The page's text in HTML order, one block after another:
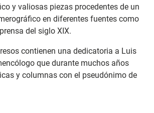
y valiosas piezas procedentes de un
en diferentes fuentes como
del siglo XIX.
contienen una dedicatoria a Luis
que durante muchos años
y columnas con el pseudónimo de